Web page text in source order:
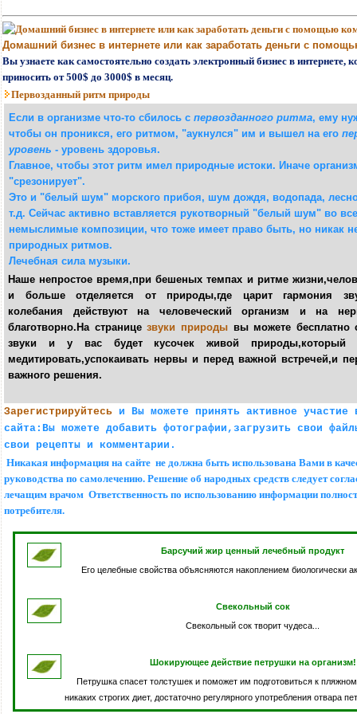
Домашний бизнес в интернете или как заработать деньги с
Вы узнаете как самостоятельно создать электронный бизнес в интернете,
приносить от 500$ до 3000$ в месяц.
Первозданный ритм природы
Если в организме что-то сбилось с первозданного ритма, ему
чтобы он проникся, его ритмом, "аукнулся" им и вышел на его
уровень - уровень здоровья.
Главное, чтобы этот ритм имел природные истоки. Иначе
"срезонирует".
Это и "белый шум" морского прибоя, шум дождя, водопада,
т.д. Сейчас активно вставляется рукотворный "белый шум" во
немыслимые композиции, что тоже имеет право быть, но никак
природных ритмов.
Лечебная сила музыки.
Наше непростое время,при бешеных темпах и ритме
и больше отделяется от природы,где царит гармония
колебания действуют на человеческий организм и на
благотворно.На страницезвуки природывы можете бесплатно
звуки и у вас будет кусочек живой природы,который
медитировать,успокаивать нервы и перед важной встречей,и
важного решения.
Зарегистрируйтесь и Вы можете принять активное участие
сайта:Вы можете добавить фотографии,загрузить свои
свои рецепты и комментарии.
Никакая информация на сайте не должна быть использована Вами в
руководства по самолечению. Решение об народных средств следует
лечащим врачом Ответственность по использованию информации
потребителя.
Барсучий жир ценный лечебный продукт
Его целебные свойства объясняются накоплением биологически
Свекольный сок
Свекольный сок творит чудеса...
Шокирующее действие петрушки на организм!
Петрушка спасет толстушек и поможет им подготовиться к
никаких строгих диет, достаточно регулярного употребления отвара